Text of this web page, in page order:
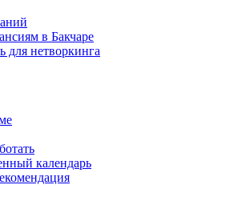
в Бакчаре
для нетворкинга
календарь